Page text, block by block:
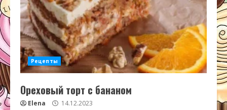
Рецепты
Ореховый торт с бананом
Elena 14.12.2023